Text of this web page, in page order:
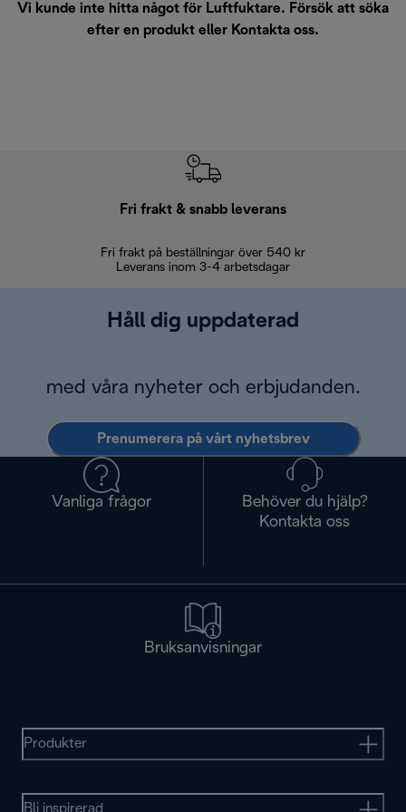
Vi kunde inte hitta något för Luftfuktare. Försök att söka
efter en produkt eller Kontakta oss.
Fri frakt & snabb leverans
Fri frakt på beställningar över 540 kr
Leverans inom 3-4 arbetsdagar
Håll dig uppdaterad
med våra nyheter och erbjudanden.
Prenumerera på vårt nyhetsbrev
Vanliga frågor
Behöver du hjälp?
Kontakta oss
Bruksanvisningar
Produkter
Bli inspirerad